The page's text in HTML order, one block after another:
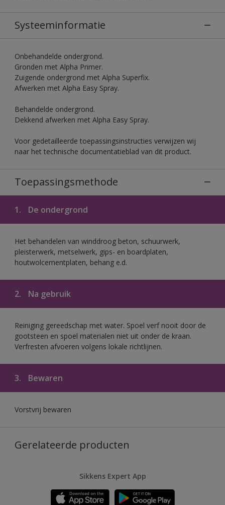
Systeeminformatie
Onbehandelde ondergrond.
Gronden met Alpha Primer.
Zuigende ondergrond met Alpha Superfix.
Afwerken met Alpha Easy Spray.
Behandelde ondergrond.
Dekkend afwerken met Alpha Easy Spray.
Voor gedetailleerde toepassingsinstructies verwijzen wij
naar het technische documentatieblad van dit product.
Toepassingsmethode
1. De ondergrond
Het behandelen van winddroog beton, schuurwerk,
pleisterwerk, metselwerk, gips- en boardplaten,
houtwolcementplaten, behang e.d.
2. Na gebruik
Reiniging gereedschap met water. Spoel verf nooit door de
gootsteen en spoel materialen niet uit onder de kraan.
Verfresten afvoeren volgens lokale richtlijnen.
3. Bewaren
Vorstvrij bewaren
Gerelateerde producten
Sikkens Expert App